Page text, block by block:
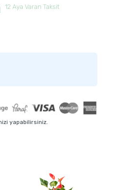
12 Aya Varan Taksit
yapabilirsiniz.